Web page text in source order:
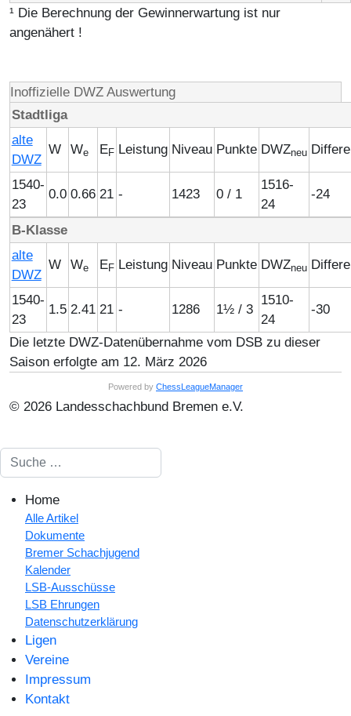
¹ Die Berechnung der Gewinnerwartung ist nur
angenähert !
Inoffizielle DWZ Auswertung
Stadtliga
alte
DWZ
W We EF Leistung Niveau Punkte DWZneu
1540-
23
0.0 0.66 21 - 1423 0 / 1
1516-
24
-24
B-Klasse
alte
DWZ
W We EF Leistung Niveau Punkte DWZneu
1540-
23
1.5 2.41 21 - 1286 1½ / 3
1510-
24
-30
Die letzte DWZ-Datenübernahme vom DSB zu dieser
Saison erfolgte am 12. März 2026
Powered by ChessLeagueManager
© 2026 Landesschachbund Bremen e.V.
Suchen
Home
Alle Artikel
Dokumente
Bremer Schachjugend
Kalender
LSB-Ausschüsse
LSB Ehrungen
Datenschutzerklärung
Ligen
Vereine
Impressum
Kontakt